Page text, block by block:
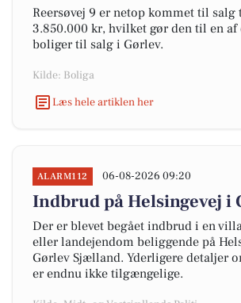
Reersøvej 9 er netop kommet til salg
3.850.000 kr, hvilket gør den til en af
boliger til salg i Gørlev.
Kilde: Boliga
Læs hele artiklen her
ALARM112 06-08-2026 09:20
Indbrud på Helsingevej i
Der er blevet begået indbrud i en
eller landejendom beliggende på
Gørlev Sjælland. Yderligere detaljer
er endnu ikke tilgængelige.